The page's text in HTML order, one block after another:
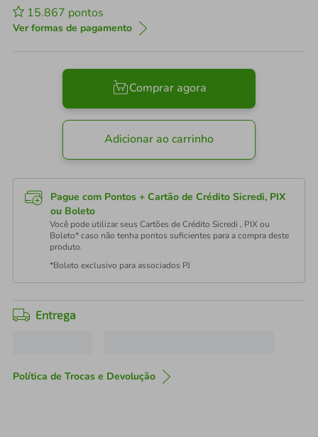
15.867 pontos
Ver formas de pagamento
Comprar agora
Adicionar ao carrinho
Pague com Pontos + Cartão de Crédito Sicredi, PIX
ou Boleto
Você pode utilizar seus Cartões de Crédito Sicredi , PIX ou
Boleto* caso não tenha pontos suficientes para a compra deste
produto.
*Boleto exclusivo para associados PJ
Entrega
Política de Trocas e Devolução